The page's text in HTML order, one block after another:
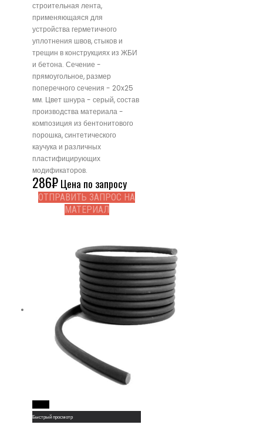
строительная лента,
применяющаяся для
устройства герметичного
уплотнения швов, стыков и
трещин в конструкциях из ЖБИ
и бетона. Сечение -
прямоугольное, размер
поперечного сечения - 20x25
мм. Цвет шнура - серый, состав
производства материала -
композиция из бентонитового
порошка, синтетического
каучука и различных
пластифицирующих
модификаторов.
286₽Цена по запросу
ОТПРАВИТЬ ЗАПРОС НА
МАТЕРИАЛ
Быстрый просмотр